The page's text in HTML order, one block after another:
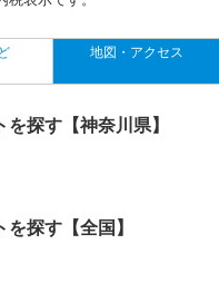
地図・アクセス
探す【神奈川県】
探す【全国】